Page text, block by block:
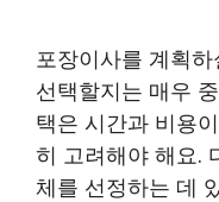
포장이사를 계획
선택할지는 매우
택은 시간과 비용
히 고려해야 해요.
체를 선정하는 데